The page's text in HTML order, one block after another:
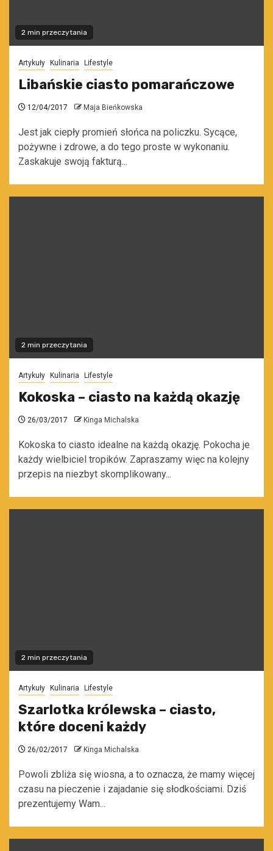
2 min przeczytania
Artykuły Kulinaria Lifestyle
Libańskie ciasto pomarańczowe
12/04/2017 Maja Bieńkowska
Jest jak ciepły promień słońca na policzku. Sycące,
pożywne i zdrowe, a do tego proste w wykonaniu.
Zaskakuje swoją fakturą...
2 min przeczytania
Artykuły Kulinaria Lifestyle
Kokoska – ciasto na każdą okazję
26/03/2017 Kinga Michalska
Kokoska to ciasto idealne na każdą okazję. Pokocha je
każdy wielbiciel tropików. Zapraszamy więc na kolejny
przepis na niezbyt skomplikowany...
2 min przeczytania
Artykuły Kulinaria Lifestyle
Szarlotka królewska – ciasto,
które doceni każdy
26/02/2017 Kinga Michalska
Powoli zbliża się wiosna, a to oznacza, że mamy więcej
czasu na pieczenie i zajadanie się słodkościami. Dziś
prezentujemy Wam...